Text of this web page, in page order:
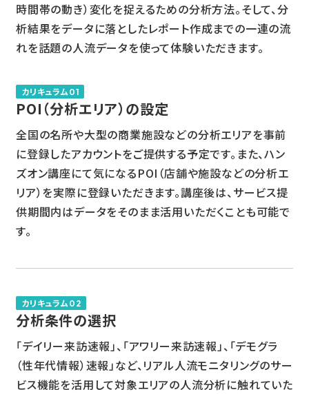
時間帯の動き）変化を捉えるための分析方法。そして、分
析結果をデータに落としたレポート作成までの一連の流
れを話題の人流データを使って体験いただきます。
カリキュラム01
POI（分析エリア）の設定
全国の名所や大型の商業施設などの分析エリアを事前
に登録したアカウントをご提供する予定です。また、ハン
ズオン講座にて気になるPOI（店舗や施設などの分析エ
リア）を実際に登録いただきます。講座後は、サービス提
供期間内はデータをそのまま活用いただくことも可能で
す。
カリキュラム02
分析条件の選択
「デイリー来訪速報」、「アワリー来訪速報」、「デモグラ
（性年代情報）速報」など、リアル人流モニタリングのサー
ビス機能を活用して対象エリアの人流分析に触れていた